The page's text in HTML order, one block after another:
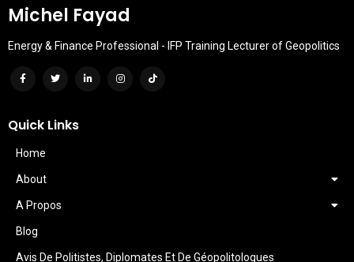
Michel Fayad
Energy & Finance Professional - IFP Training Lecturer of Geopolitics
Quick Links
Home
About
A Propos
Blog
Avis De Politistes, Diplomates Et De Géopolitologues